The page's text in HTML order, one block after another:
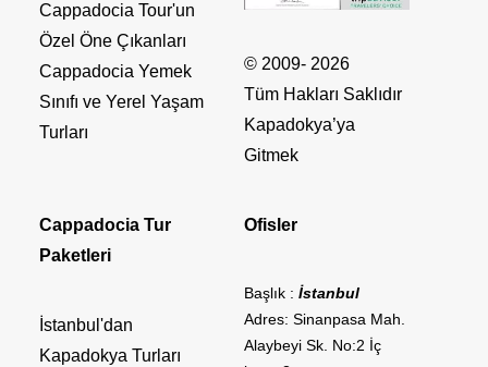
Cappadocia Tour'un
Özel Öne Çıkanları
Cappadocia Yemek
Sınıfı ve Yerel Yaşam
Turları
© 2009- 2026
Tüm Hakları Saklıdır
Kapadokya’ya
Gitmek
Cappadocia Tur
Paketleri
İstanbul'dan
Kapadokya Turları
Ofisler
Başlık : İstanbul
Adres: Sinanpasa Mah.
Alaybeyi Sk. No:2 İç